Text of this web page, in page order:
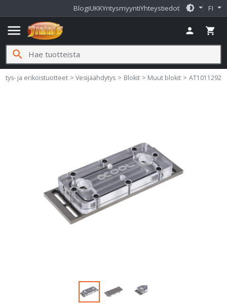
BlogiUKKYritysmyyntiYhteystiedot brightness_medium FI
menu person shopping_cart
search
ja erikoistuotteet Vesijäähdytys Blokit Muut blokit AT1011292